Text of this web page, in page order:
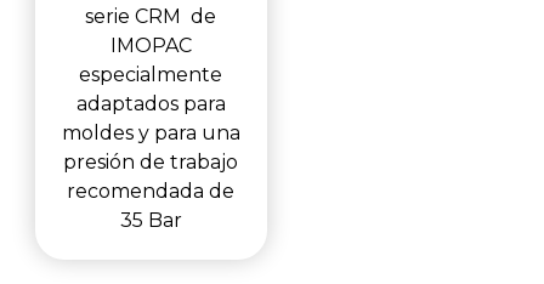
serie CRM de
IMOPAC
especialmente
adaptados para
moldes y para una
presión de trabajo
recomendada de
35 Bar